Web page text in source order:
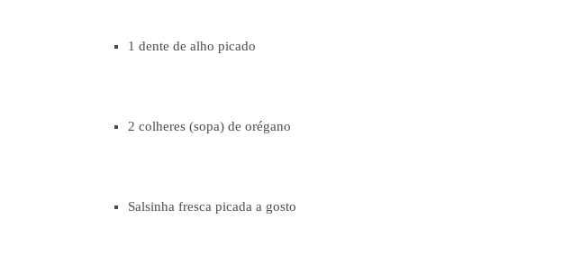
1 dente de alho picado
2 colheres (sopa) de orégano
Salsinha fresca picada a gosto